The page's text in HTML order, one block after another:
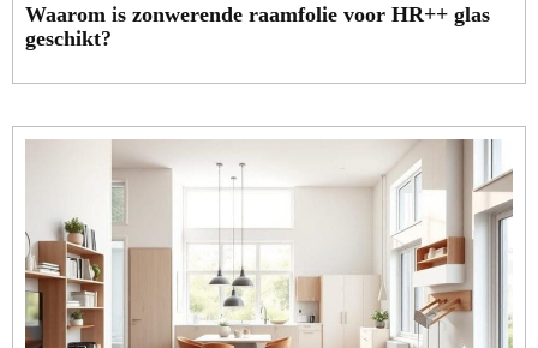
Waarom is zonwerende raamfolie voor HR++ glas
geschikt?